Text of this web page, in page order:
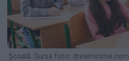
Școală. Sursa foto: dreamstime.com